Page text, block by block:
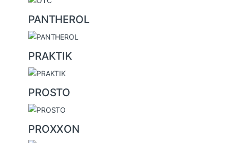
PANTHEROL
PRAKTIK
PROSTO
PROXXON